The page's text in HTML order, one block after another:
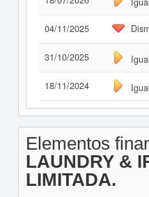
04/11/2025
31/10/2025 Igual
18/11/2024 Igual
Elementos
LAUNDRY &
LIMITADA.